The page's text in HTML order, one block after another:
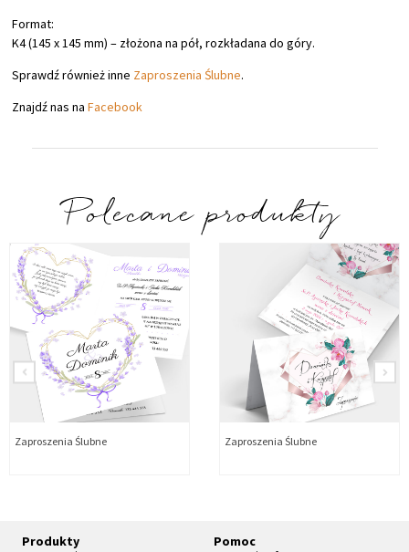
Format:
K4 (145 x 145 mm) – złożona na pół, rozkładana do góry.
Sprawdź również inne Zaproszenia Ślubne.
Znajdź nas naFacebook
Polecane produkty
Zaproszenia Ślubne Zaproszenia Ślubne
Produkty Pomoc